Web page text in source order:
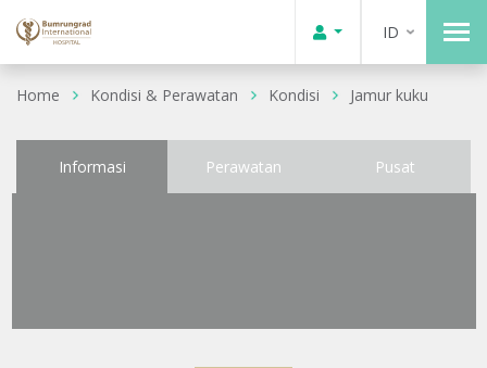
ID
Home Kondisi & Perawatan Kondisi Jamur kuku
Informasi Perawatan Pusat